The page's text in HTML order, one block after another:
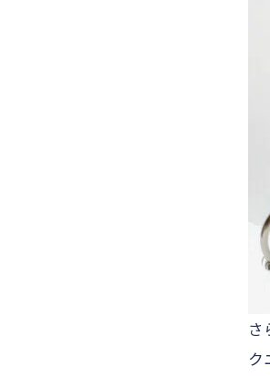
さ
ク